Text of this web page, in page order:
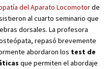
del Aparato Locomotorde
al cuarto seminario que
dorsales. La profesora
repasó brevemente
abordaron los test de
que permiten el abordaje